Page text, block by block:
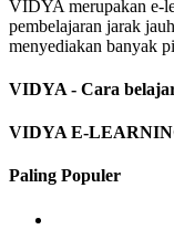
VIDYA merupakan e-
pembelajaran jarak
menyediakan banyak
VIDYA - Cara
VIDYA E-
Paling Populer